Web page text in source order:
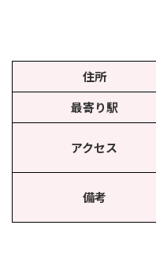
住所
最寄り駅
アクセス
備考